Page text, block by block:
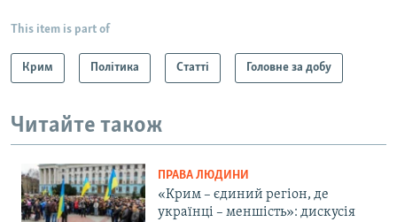
This item is part of
Крим Політика Статті Головне за добу
Читайте також
ПРАВА ЛЮДИНИ
«Крим – єдиний регіон, де
українці – меншість»: дискусія